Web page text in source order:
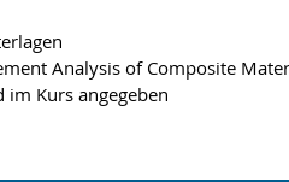
Analysis of Composite
Kurs angegeben